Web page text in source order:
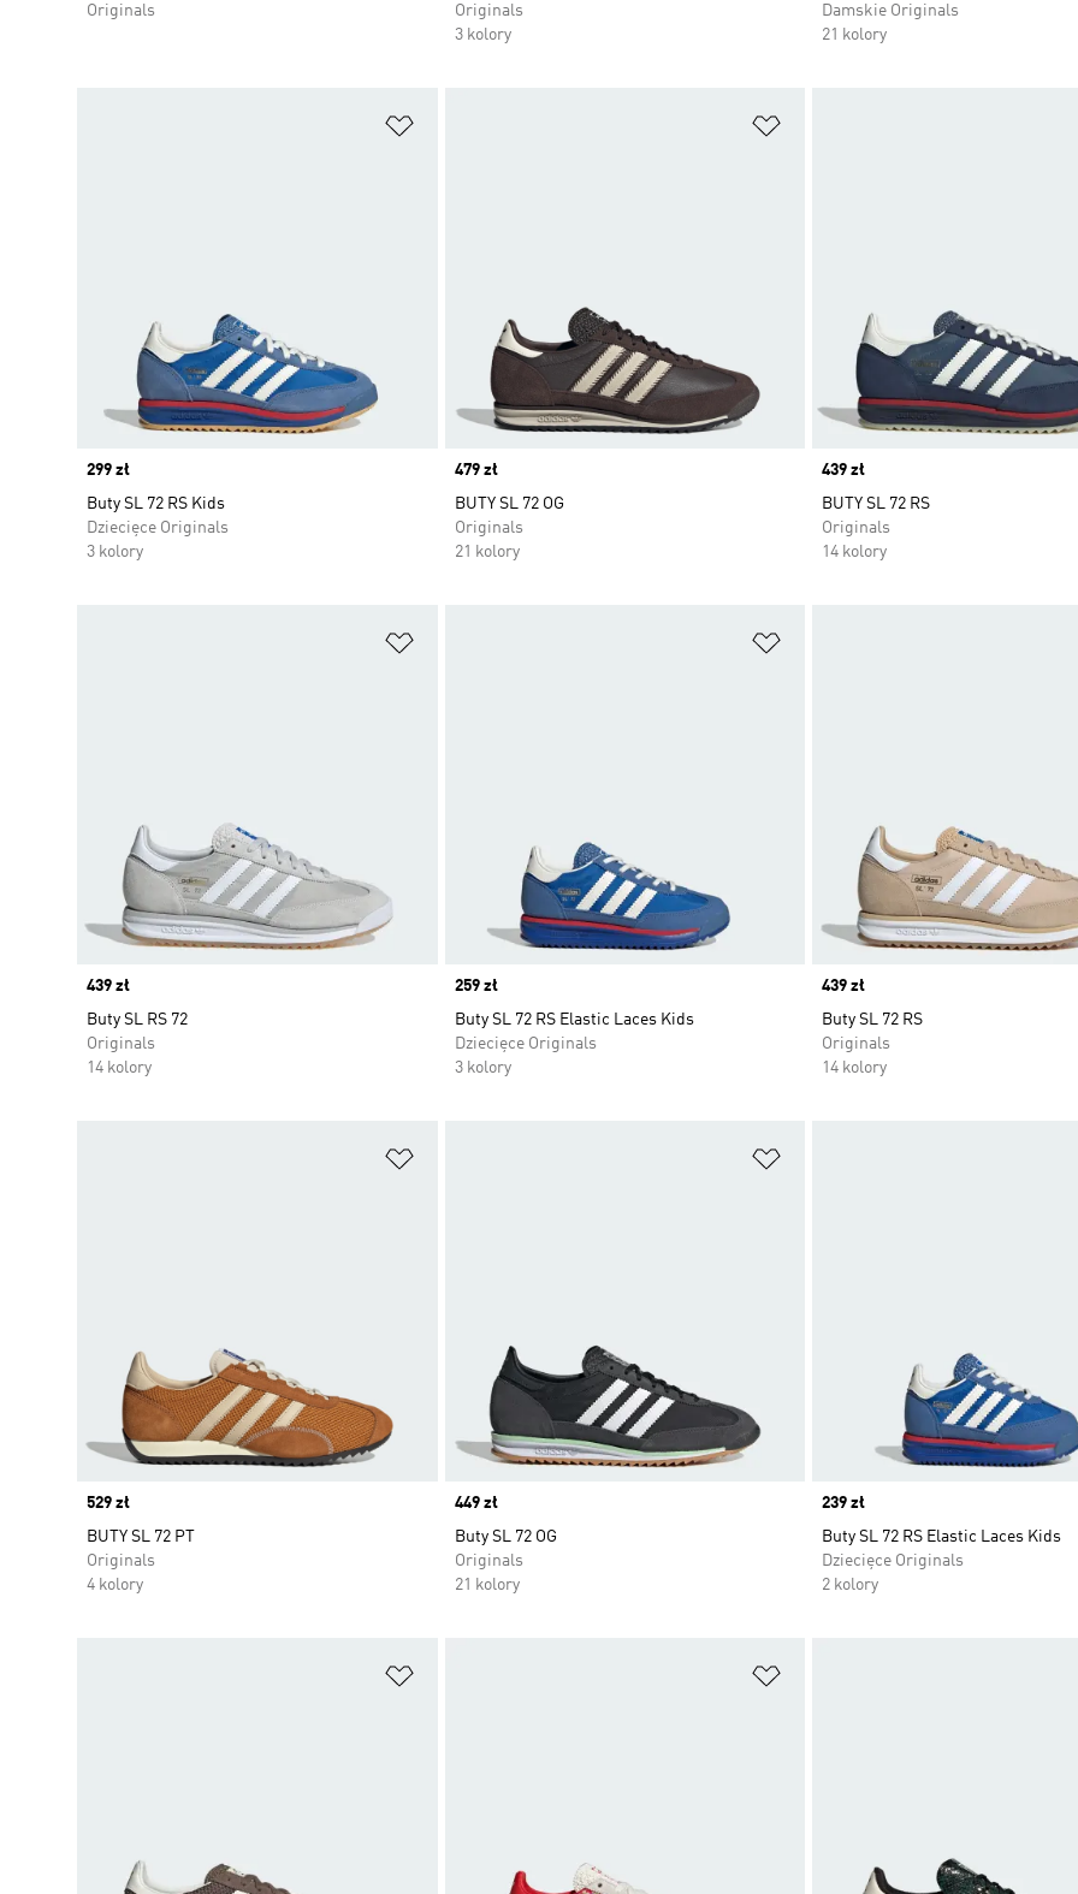
Originals
Originals
3 kolory
Damskie Originals
21 kolory
Price
299 zł
Buty SL 72 RS Kids
Dziecięce Originals
3 kolory
Price
479 zł
BUTY SL 72 OG
Originals
21 kolory
Price
439 zł
BUTY SL 72 RS
Originals
14 kolory
Price
439 zł
Buty SL RS 72
Originals
14 kolory
Price
259 zł
Buty SL 72 RS Elastic Laces Kids
Dziecięce Originals
3 kolory
Price
439 zł
Buty SL 72 RS
Originals
14 kolory
Price
529 zł
BUTY SL 72 PT
Originals
4 kolory
Price
449 zł
Buty SL 72 OG
Originals
21 kolory
Price
239 zł
Buty SL 72 RS Elastic Laces Kids
Dziecięce Originals
2 kolory